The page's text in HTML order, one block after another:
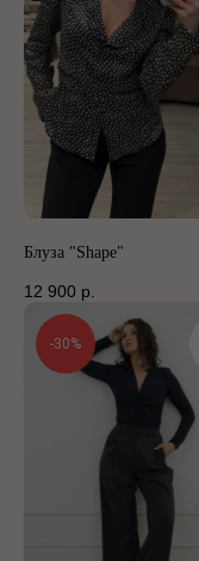
Блуза "Shape"
12 900 р.
-30%